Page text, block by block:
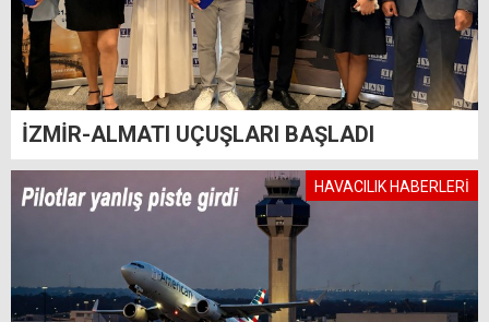
İZMİR-ALMATI UÇUŞLARI BAŞLADI
HAVACILIK HABERLERİ